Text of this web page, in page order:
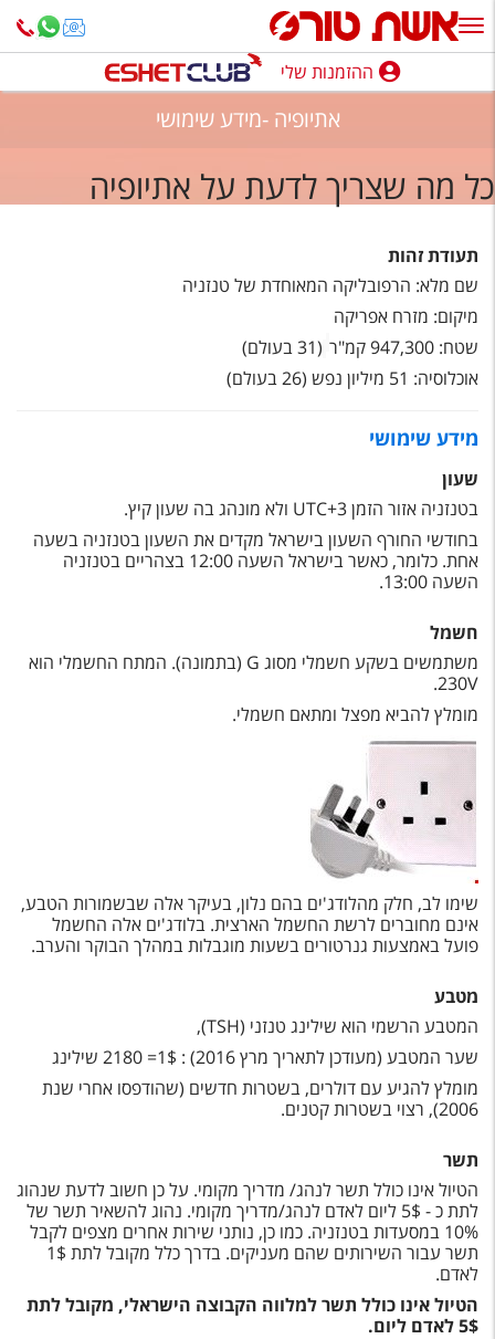
ההזמנות שלי
חופשה לפי סגנון
טיולים מאורגנים
סגנונות טיול
חבילות נופש
טיסות לחו"ל
מלונות בחו"ל
Русский
קרוז
שירות לקוחות
טופס צור קשר
תקנון
נגישות
עקבו אחרינו
ההזמנות שלי
אתיופיה -מידע שימושי
כל מה שצריך לדעת על אתיופיה
תעודת זהות
שם מלא: הרפובליקה המאוחדת של טנזניה
מיקום: מזרח אפריקה
שטח: 947,300 קמ"ר
(31 בעולם)
אוכלוסיה: 51 מיליון נפש (26 בעולם)
מידע שימושי
שעון
בטנזניה אזור הזמן
UTC+3
ולא מונהג בה שעון קיץ.
בחודשי החורף השעון בישראל מקדים את השעון בטנזניה בשעה
אחת. כלומר, כאשר בישראל השעה 12:00 בצהריים בטנזניה
השעה 13:00.
חשמל
משתמשים בשקע חשמלי מסוג G (בתמונה). המתח החשמלי הוא
230V
.
מומלץ להביא מפצל ומתאם חשמלי.
שימו לב, חלק מהלודג'ים בהם נלון, בעיקר אלה שבשמורות הטבע,
אינם מחוברים לרשת החשמל הארצית. בלודג'ים אלה החשמל
פועל באמצעות גנרטורים בשעות מוגבלות במהלך הבוקר והערב.
מטבע
המטבע הרשמי הוא שילינג טנזני (TSH
),
שער המטבע (מעודכן לתאריך מרץ 2016) : 1$= 2180 שילינג
מומלץ להגיע עם דולרים, בשטרות חדשים (שהודפסו אחרי שנת
2006), רצוי בשטרות קטנים.
תשר
הטיול אינו כולל תשר לנהג/ מדריך מקומי. על כן חשוב לדעת שנהוג
לתת כ - 5$ ליום לאדם לנהג/מדריך מקומי. נהוג להשאיר תשר של
10% במסעדות בטנזניה. כמו כן, נותני שירות אחרים מצפים לקבל
תשר עבור השירותים שהם מעניקים. בדרך כלל מקובל לתת 1$
לאדם.
הטיול אינו כולל תשר למלווה הקבוצה הישראלי, מקובל לתת
5$ לאדם ליום.